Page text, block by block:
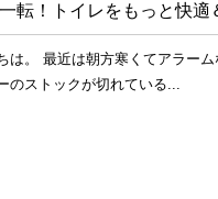
転！トイレをもっと快適
は。 最近は朝方寒くてアラー
のストックが切れている...